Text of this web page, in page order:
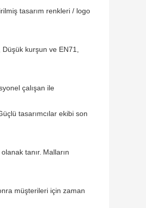
tasarım renkleri / logo
kurşun ve EN71,
çalışan ile
tasarımcılar ekibi son
tanır. Malların
müşterileri için zaman